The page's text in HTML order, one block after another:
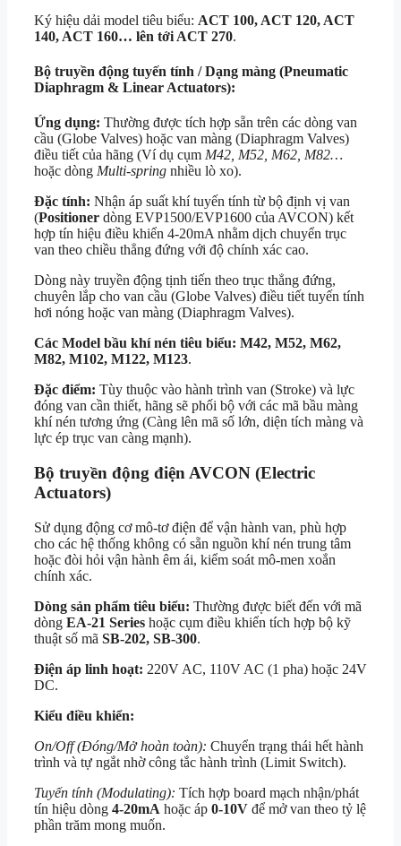
Ký hiệu dải model tiêu biểu: ACT 100, ACT 120, ACT
140, ACT 160… lên tới ACT 270.
Bộ truyền động tuyến tính / Dạng màng (Pneumatic
Diaphragm & Linear Actuators):
Ứng dụng: Thường được tích hợp sẵn trên các dòng van
cầu (Globe Valves) hoặc van màng (Diaphragm Valves)
điều tiết của hãng (Ví dụ cụm M42, M52, M62, M82…
hoặc dòng Multi-spring nhiều lò xo).
Đặc tính: Nhận áp suất khí tuyến tính từ bộ định vị van
(Positioner dòng EVP1500/EVP1600 của AVCON) kết
hợp tín hiệu điều khiển 4-20mA nhằm dịch chuyển trục
van theo chiều thẳng đứng với độ chính xác cao.
Dòng này truyền động tịnh tiến theo trục thẳng đứng,
chuyên lắp cho van cầu (Globe Valves) điều tiết tuyến tính
hơi nóng hoặc van màng (Diaphragm Valves).
Các Model bầu khí nén tiêu biểu: M42, M52, M62,
M82, M102, M122, M123.
Đặc điểm: Tùy thuộc vào hành trình van (Stroke) và lực
đóng van cần thiết, hãng sẽ phối bộ với các mã bầu màng
khí nén tương ứng (Càng lên mã số lớn, diện tích màng và
lực ép trục van càng mạnh).
Bộ truyền động điện AVCON (Electric
Actuators)
Sử dụng động cơ mô-tơ điện để vận hành van, phù hợp
cho các hệ thống không có sẵn nguồn khí nén trung tâm
hoặc đòi hỏi vận hành êm ái, kiểm soát mô-men xoắn
chính xác.
Dòng sản phẩm tiêu biểu: Thường được biết đến với mã
dòng EA-21 Series hoặc cụm điều khiển tích hợp bộ kỹ
thuật số mã SB-202, SB-300.
Điện áp linh hoạt: 220V AC, 110V AC (1 pha) hoặc 24V
DC.
Kiểu điều khiển:
On/Off (Đóng/Mở hoàn toàn): Chuyển trạng thái hết hành
trình và tự ngắt nhờ công tắc hành trình (Limit Switch).
Tuyến tính (Modulating): Tích hợp board mạch nhận/phát
tín hiệu dòng 4-20mA hoặc áp 0-10V để mở van theo tỷ lệ
phần trăm mong muốn.